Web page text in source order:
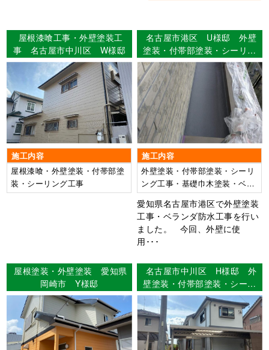
屋根漆喰工事・外壁塗装工
事 名古屋市中川区 W様邸
施工内容
屋根漆喰・外壁塗装・付帯部塗
装・シーリング工事
名古屋市港区 U様邸 外壁
塗装・付帯部塗装・シーリン
グ工事・基礎巾木塗装・ベラ
ンダ防水工事 【使用塗料】
外壁：WBアート
施工内容
外壁塗装・付帯部塗装・シーリ
ング工事・基礎巾木塗装・ベラ
ンダ防水工事
愛知県名古屋市港区で外壁塗装
工事・ベランダ防水工事を行い
ました。 今回、外壁に使
用･･･
屋根塗装・外壁塗装 愛知県
岡崎市 Y様邸
名古屋市中川区 H様邸 外
壁塗装・付帯部塗装・シーリ
ング工事・漆喰工事・ベラン
ダ防水工事 【使用塗料】外
壁：ウルトラMUKI